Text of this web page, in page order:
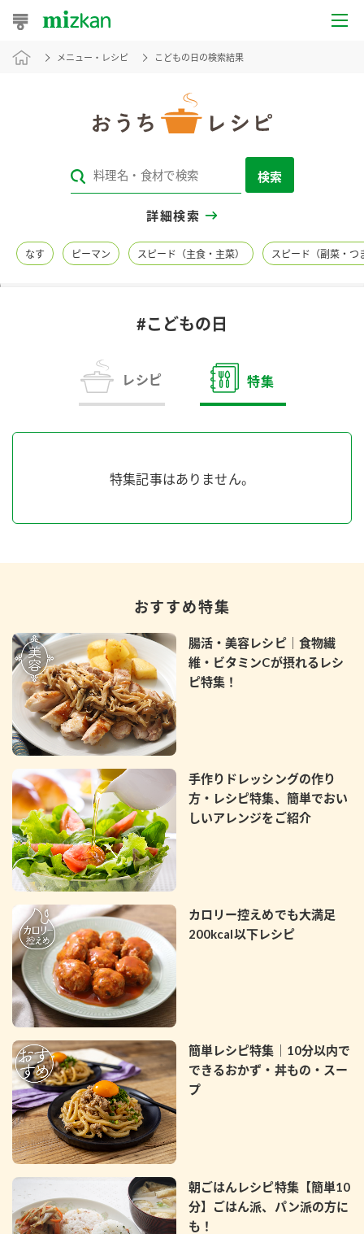
おうちレシピ
レシピカテゴリ一覧
レシピ名特集
商品カテゴリ
酢 調味酢
みりん風・料理酒 鍋用調味料
スープ 中華
クイック調味料
ふりかけ おすしの素
炊き込みご飯の素
納豆
商品ブランドサイト
カンタン酢
お酢ドリンク
味ぽん
ぽん酢
かおりの蔵
つゆ
鍋なび
納豆のサイト
PIN印
三ツ判山吹
千夜
スペシャルサイト
お酢を知ろう！
すしラボ
ぽん酢サワー
納豆の豆知識
鍋奉行マニュアル
ミツカンのCM
ロングセラー商品 ＋ おすすめレシピ
人気商品 ＋ おすすめレシピ
企業情報
ミツカングループについて
企業理念
ミツカンの歴史
ミツカンを知る
環境への取り組み
水の文化センター（アーカイブ）
ZENB initiative
MIM（ミツカンミュージアム）
各部門が大切にしていること
おいしさと健康への取り組み
キッザニア東京「ぽん酢工房」
採用情報
ニュースリリース
お客様相談センター
お客様の声をいかしました
販売終了製品のご案内
よくあるご質問
お問い合わせ
地図から取り扱い店舗を探す
ミツカン公式通販
メニュー・レシピ こどもの日の検索結果
検索
詳細検索
なす ピーマン スピード（主食・主菜） スピード（副菜・つ
#こどもの日
レシピ 特集
特集記事はありません。
おすすめ特集
腸活・美容レシピ｜食物繊
維・ビタミンCが摂れるレシ
ピ特集！
手作りドレッシングの作り
方・レシピ特集、簡単でおい
しいアレンジをご紹介
カロリー控えめでも大満足
200kcal以下レシピ
簡単レシピ特集｜10分以内で
できるおかず・丼もの・スー
プ
朝ごはんレシピ特集【簡単10
分】ごはん派、パン派の方に
も！